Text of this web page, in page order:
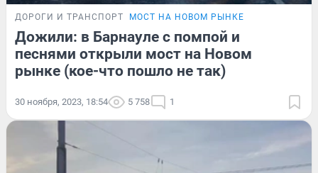
ДОРОГИ И ТРАНСПОРТ МОСТ НА НОВОМ РЫНКЕ
Дожили: в Барнауле с помпой и
песнями открыли мост на Новом
рынке (кое-что пошло не так)
30 ноября, 2023, 18:54 5 758 1